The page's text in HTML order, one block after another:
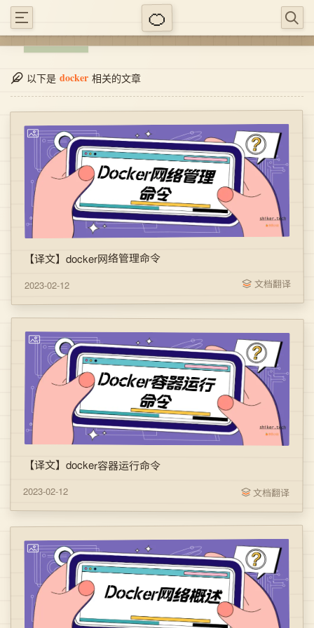
以下是 docker 相关的文章
【译文】docker网络管理命令
2023-02-12 文档翻译
【译文】docker容器运行命令
2023-02-12 文档翻译